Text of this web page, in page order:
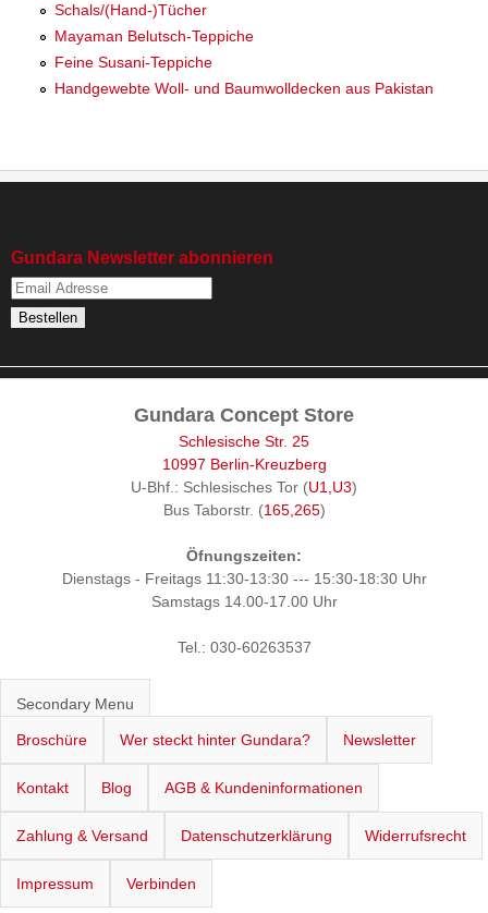
Schals/(Hand-)Tücher
Mayaman Belutsch-Teppiche
Feine Susani-Teppiche
Handgewebte Woll- und Baumwolldecken aus Pakistan
Gundara Newsletter abonnieren
Gundara Concept Store
Schlesische Str. 25
10997 Berlin-Kreuzberg
U-Bhf.: Schlesisches Tor (U1,U3)
Bus Taborstr. (165,265)
Öfnungszeiten:
Dienstags - Freitags 11:30-13:30 --- 15:30-18:30 Uhr
Samstags 14.00-17.00 Uhr
Tel.: 030-60263537
Secondary Menu
Broschüre Wer steckt hinter Gundara? Newsletter
Kontakt Blog AGB & Kundeninformationen
Zahlung & Versand Datenschutzerklärung Widerrufsrecht
Impressum Verbinden